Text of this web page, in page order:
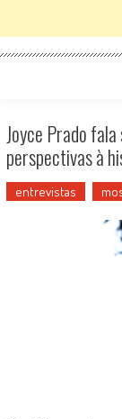
Joyce Prado
perspectivas à
entrevistas